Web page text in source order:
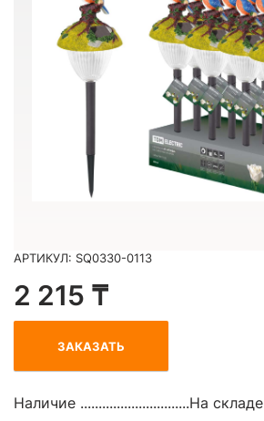
АРТИКУЛ: SQ0330-0113
2 215 ₸
ЗАКАЗАТЬ
Наличие ..............................На складе